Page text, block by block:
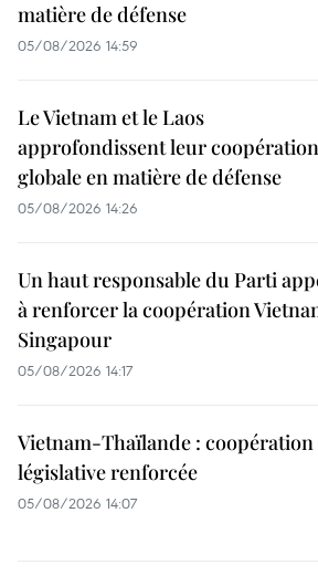
matière de défense
05/08/2026 14:59
Le Vietnam et le Laos
approfondissent leur coopération
globale en matière de défense
05/08/2026 14:26
Un haut responsable du Parti
à renforcer la coopération
Singapour
05/08/2026 14:17
Vietnam-Thaïlande : coopération
législative renforcée
05/08/2026 14:07